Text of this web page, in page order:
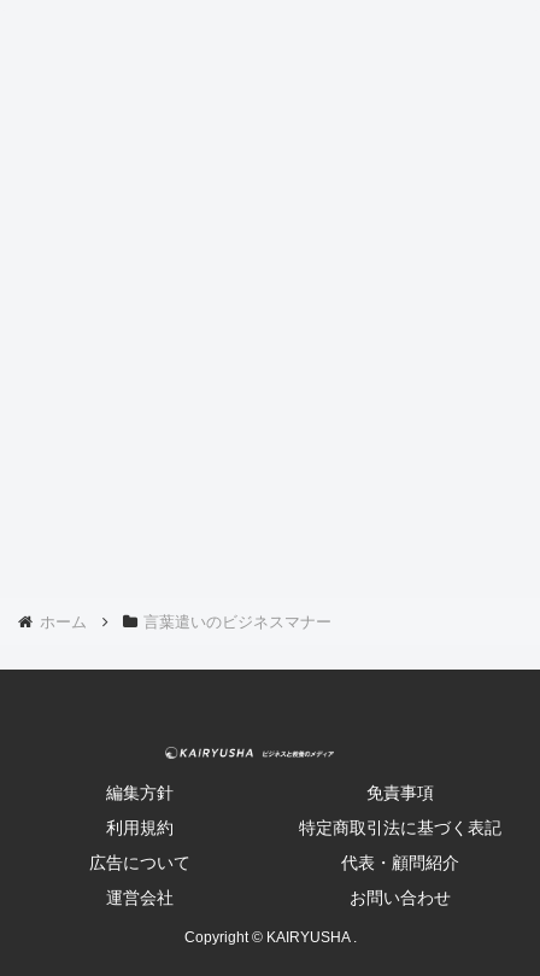
ホーム 言葉遣いのビジネスマナー
編集方針
免責事項
利用規約
特定商取引法に基づく表記
広告について
代表・顧問紹介
運営会社
お問い合わせ
Copyright © KAIRYUSHA .